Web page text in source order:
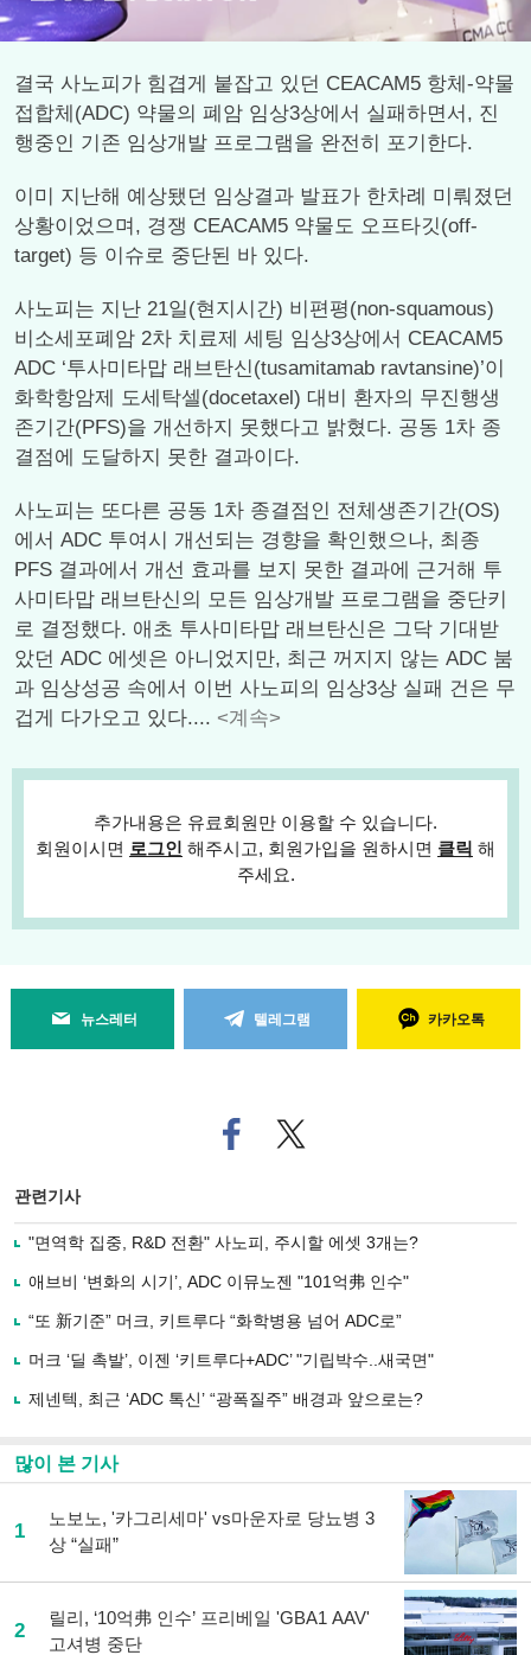
결국 사노피가 힘겹게 붙잡고 있던 CEACAM5 항체-약물
접합체(ADC) 약물의 폐암 임상3상에서 실패하면서, 진
행중인 기존 임상개발 프로그램을 완전히 포기한다.
이미 지난해 예상됐던 임상결과 발표가 한차례 미뤄졌던
상황이었으며, 경쟁 CEACAM5 약물도 오프타깃(off-
target) 등 이슈로 중단된 바 있다.
사노피는 지난 21일(현지시간) 비편평(non-squamous)
비소세포폐암 2차 치료제 세팅 임상3상에서 CEACAM5
ADC ‘투사미타맙 래브탄신(tusamitamab ravtansine)’이
화학항암제 도세탁셀(docetaxel) 대비 환자의 무진행생
존기간(PFS)을 개선하지 못했다고 밝혔다. 공동 1차 종
결점에 도달하지 못한 결과이다.
사노피는 또다른 공동 1차 종결점인 전체생존기간(OS)
에서 ADC 투여시 개선되는 경향을 확인했으나, 최종
PFS 결과에서 개선 효과를 보지 못한 결과에 근거해 투
사미타맙 래브탄신의 모든 임상개발 프로그램을 중단키
로 결정했다. 애초 투사미타맙 래브탄신은 그닥 기대받
았던 ADC 에셋은 아니었지만, 최근 꺼지지 않는 ADC 붐
과 임상성공 속에서 이번 사노피의 임상3상 실패 건은 무
겁게 다가오고 있다.... <계속>
추가내용은 유료회원만 이용할 수 있습니다.
회원이시면 로그인 해주시고, 회원가입을 원하시면 클릭 해
주세요.
뉴스레터 텔레그램 카카오톡
페
이
로
기
사
유
기
트위
터로
관련기사
"면역학 집중, R&D 전환" 사노피, 주시할 에셋 3개는?
애브비 ‘변화의 시기’, ADC 이뮤노젠 "101억弗 인수"
“또 新기준” 머크, 키트루다 “화학병용 넘어 ADC로”
머크 ‘딜 촉발’, 이젠 ‘키트루다+ADC’ "기립박수..새국면"
제넨텍, 최근 ‘ADC 톡신’ “광폭질주” 배경과 앞으로는?
많이 본 기사
1
노보노, '카그리세마' vs마운자로 당뇨병 3
상 “실패”
2
릴리, ‘10억弗 인수’ 프리베일 'GBA1 AAV'
고셔병 중단